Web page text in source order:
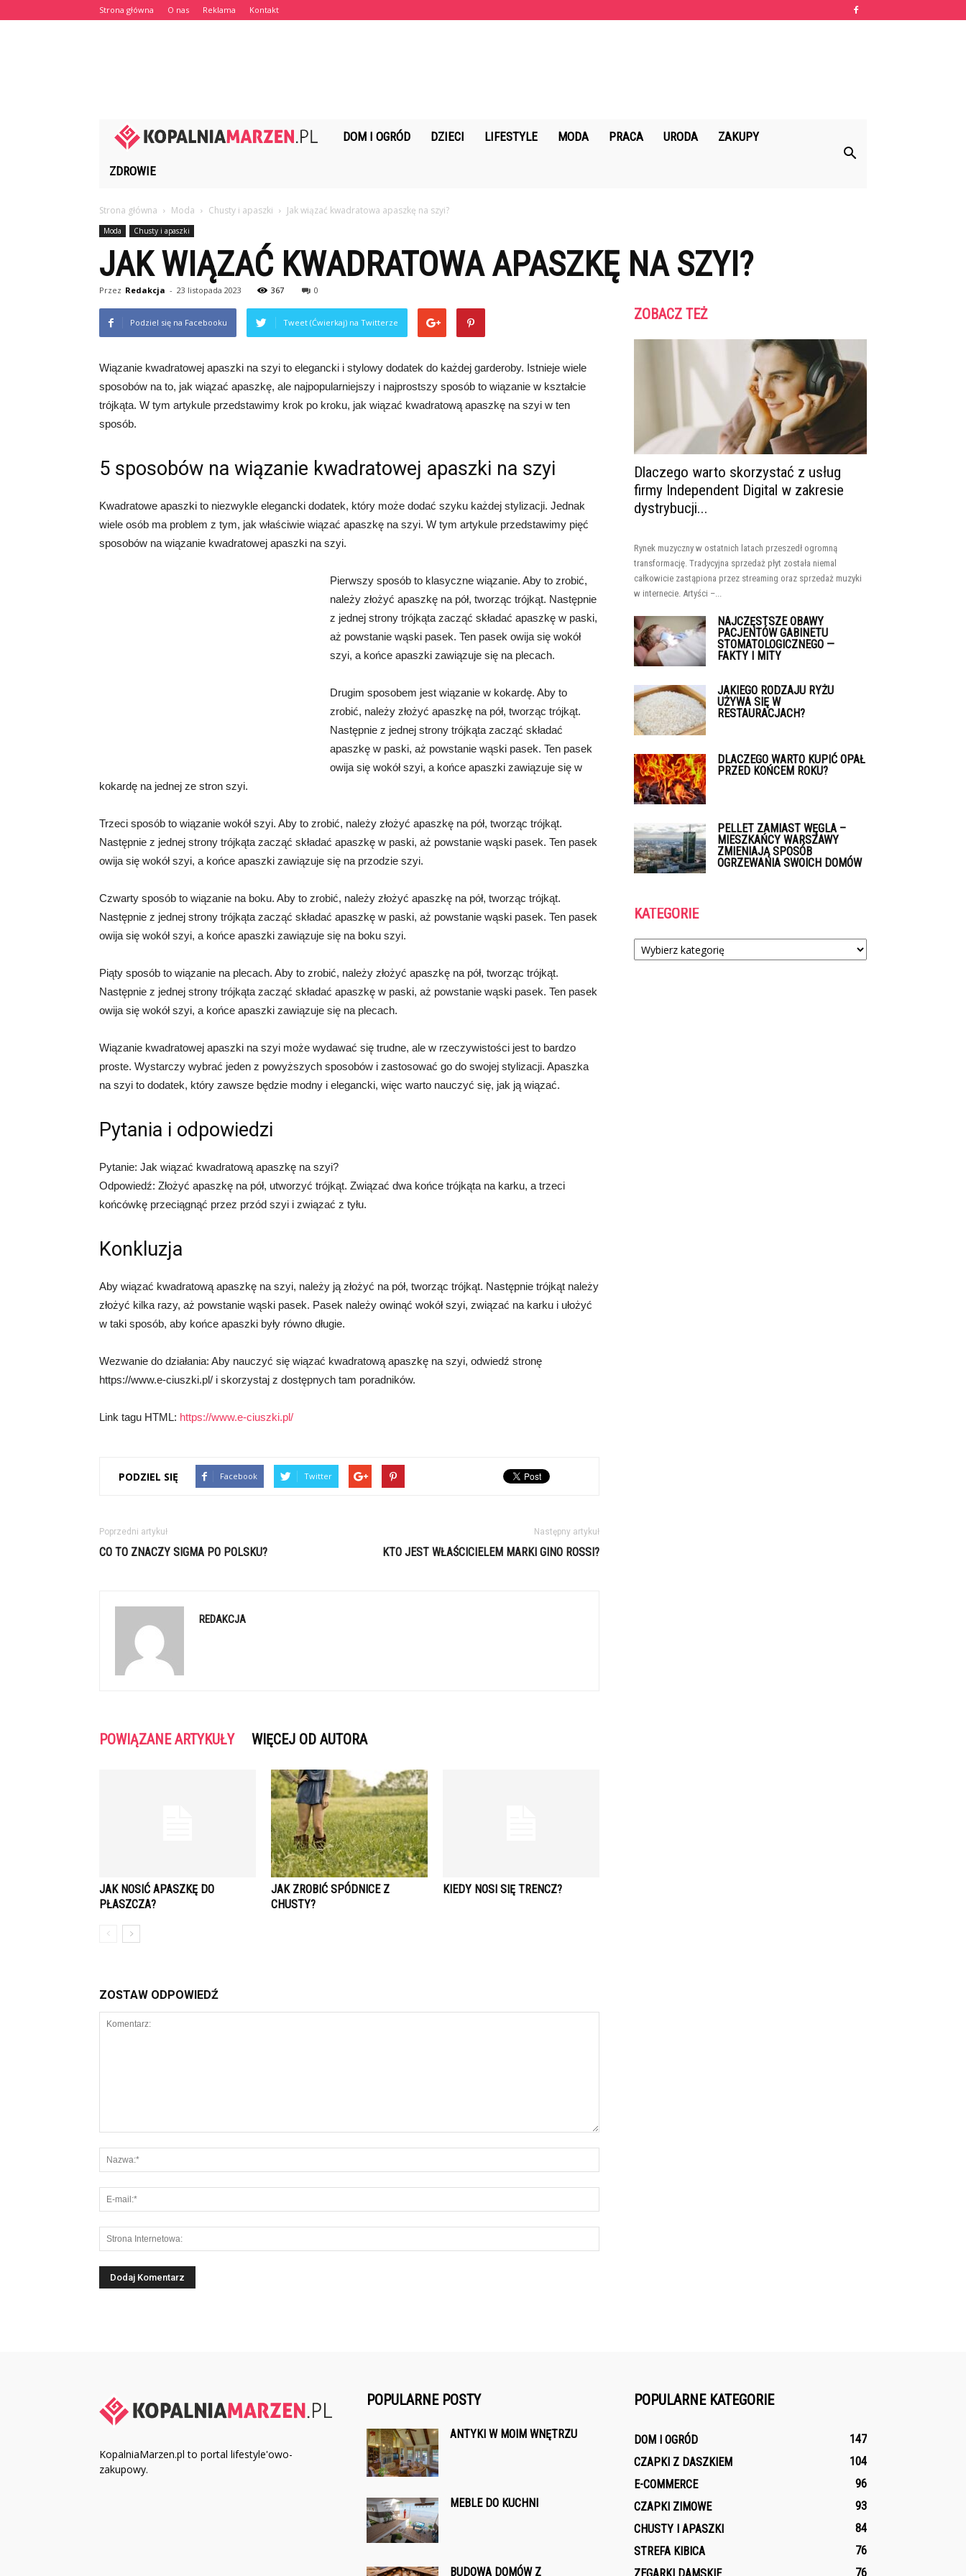
Strona główna O nas Reklama Kontakt
KopalniaMarzen.pl
DOM I OGRÓD DZIECI LIFESTYLE MODA PRACA URODA ZAKUPY
ZDROWIE
Strona główna Moda Chusty i apaszki Jak wiązać kwadratowa apaszkę na szyi?
Moda Chusty i apaszki
JAK WIĄZAĆ KWADRATOWA APASZKĘ NA SZYI?
Przez Redakcja - 23 listopada 2023 367 0
Podziel się na Facebooku Tweet (Ćwierkaj) na Twitterze
Wiązanie kwadratowej apaszki na szyi to elegancki i stylowy dodatek do każdej garderoby. Istnieje wiele
sposobów na to, jak wiązać apaszkę, ale najpopularniejszy i najprostszy sposób to wiązanie w kształcie
trójkąta. W tym artykule przedstawimy krok po kroku, jak wiązać kwadratową apaszkę na szyi w ten
sposób.
5 sposobów na wiązanie kwadratowej apaszki na szyi
Kwadratowe apaszki to niezwykle elegancki dodatek, który może dodać szyku każdej stylizacji. Jednak
wiele osób ma problem z tym, jak właściwie wiązać apaszkę na szyi. W tym artykule przedstawimy pięć
sposobów na wiązanie kwadratowej apaszki na szyi.
Pierwszy sposób to klasyczne wiązanie. Aby to zrobić,
należy złożyć apaszkę na pół, tworząc trójkąt. Następnie
z jednej strony trójkąta zacząć składać apaszkę w paski,
aż powstanie wąski pasek. Ten pasek owija się wokół
szyi, a końce apaszki zawiązuje się na plecach.
Drugim sposobem jest wiązanie w kokardę. Aby to
zrobić, należy złożyć apaszkę na pół, tworząc trójkąt.
Następnie z jednej strony trójkąta zacząć składać
apaszkę w paski, aż powstanie wąski pasek. Ten pasek
owija się wokół szyi, a końce apaszki zawiązuje się w
kokardę na jednej ze stron szyi.
Trzeci sposób to wiązanie wokół szyi. Aby to zrobić, należy złożyć apaszkę na pół, tworząc trójkąt.
Następnie z jednej strony trójkąta zacząć składać apaszkę w paski, aż powstanie wąski pasek. Ten pasek
owija się wokół szyi, a końce apaszki zawiązuje się na przodzie szyi.
Czwarty sposób to wiązanie na boku. Aby to zrobić, należy złożyć apaszkę na pół, tworząc trójkąt.
Następnie z jednej strony trójkąta zacząć składać apaszkę w paski, aż powstanie wąski pasek. Ten pasek
owija się wokół szyi, a końce apaszki zawiązuje się na boku szyi.
Piąty sposób to wiązanie na plecach. Aby to zrobić, należy złożyć apaszkę na pół, tworząc trójkąt.
Następnie z jednej strony trójkąta zacząć składać apaszkę w paski, aż powstanie wąski pasek. Ten pasek
owija się wokół szyi, a końce apaszki zawiązuje się na plecach.
Wiązanie kwadratowej apaszki na szyi może wydawać się trudne, ale w rzeczywistości jest to bardzo
proste. Wystarczy wybrać jeden z powyższych sposobów i zastosować go do swojej stylizacji. Apaszka
na szyi to dodatek, który zawsze będzie modny i elegancki, więc warto nauczyć się, jak ją wiązać.
Pytania i odpowiedzi
Pytanie: Jak wiązać kwadratową apaszkę na szyi?
Odpowiedź: Złożyć apaszkę na pół, utworzyć trójkąt. Związać dwa końce trójkąta na karku, a trzeci
końcówkę przeciągnąć przez przód szyi i związać z tyłu.
Konkluzja
Aby wiązać kwadratową apaszkę na szyi, należy ją złożyć na pół, tworząc trójkąt. Następnie trójkąt należy
złożyć kilka razy, aż powstanie wąski pasek. Pasek należy owinąć wokół szyi, związać na karku i ułożyć
w taki sposób, aby końce apaszki były równo długie.
Wezwanie do działania: Aby nauczyć się wiązać kwadratową apaszkę na szyi, odwiedź stronę
https://www.e-ciuszki.pl/ i skorzystaj z dostępnych tam poradników.
Link tagu HTML: https://www.e-ciuszki.pl/
PODZIEL SIĘ Facebook Twitter
Poprzedni artykuł
CO TO ZNACZY SIGMA PO POLSKU?
Następny artykuł
KTO JEST WŁAŚCICIELEM MARKI GINO ROSSI?
REDAKCJA
POWIĄZANE ARTYKUŁY WIĘCEJ OD AUTORA
JAK NOSIĆ APASZKĘ DO
PŁASZCZA?
JAK ZROBIĆ SPÓDNICE Z
CHUSTY?
KIEDY NOSI SIĘ TRENCZ?
ZOSTAW ODPOWIEDŹ
ZOBACZ TEŻ
Dlaczego warto skorzystać z usług
firmy Independent Digital w zakresie
dystrybucji...
Rynek muzyczny w ostatnich latach przeszedł ogromną
transformację. Tradycyjna sprzedaż płyt została niemal
całkowicie zastąpiona przez streaming oraz sprzedaż muzyki
w internecie. Artyści –...
NAJCZĘSTSZE OBAWY
PACJENTÓW GABINETU
STOMATOLOGICZNEGO —
FAKTY I MITY
JAKIEGO RODZAJU RYŻU
UŻYWA SIĘ W
RESTAURACJACH?
DLACZEGO WARTO KUPIĆ OPAŁ
PRZED KOŃCEM ROKU?
PELLET ZAMIAST WĘGLA –
MIESZKAŃCY WARSZAWY
ZMIENIAJĄ SPOSÓB
OGRZEWANIA SWOICH DOMÓW
KATEGORIE
Kategorie
KopalniaMarzen.pl to portal lifestyle'owo-
zakupowy.
POPULARNE POSTY
ANTYKI W MOIM WNĘTRZU
MEBLE DO KUCHNI
BUDOWA DOMÓW Z
POPULARNE KATEGORIE
DOM I OGRÓD
147
CZAPKI Z DASZKIEM
104
E-COMMERCE
96
CZAPKI ZIMOWE
93
CHUSTY I APASZKI
84
STREFA KIBICA
76
76